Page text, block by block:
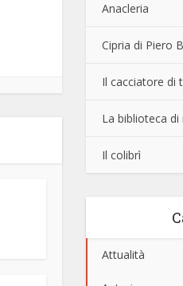
Anacleria
Cipria di Piero
Il cacciatore di
La biblioteca
Il colibrì
Attualità